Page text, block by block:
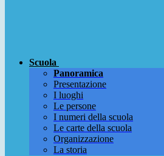
Scuola
Panoramica
Presentazione
I luoghi
Le persone
I numeri della scuola
Le carte della scuola
Organizzazione
La storia